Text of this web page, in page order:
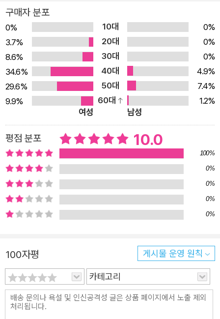
날이지.” 고슴도치 ‘고치’는 가시를 두르고 안전한 자기만의
세상에서 살았습니다. 쓸쓸할 때도 있었지만 ‘나는 혼자가
좋아. 전혀… 외롭지 않아.’ 이렇게 말하며 외로움을 달랬지
요. 모두가 잠든 밤, 고치는 산책을 하다가 분홍빛 작은 풀을
만납니다. 고치 못지않게 겁이 많은 풀은 볕이 잘 들지 않는
나무 구멍 속에서 살고 있었고 서로 닮은 둘은 점차 가까워
집니다. 둘의 머리 위로 쏟아질 듯한 별들이 떠 있는 가운데
고치가 털어놓습니다. 자신의 하루는 늘 똑같고 지루하다고
요. 그때, 풀이 다정한 목소리로 이렇게 속삭입니다. “난 이
곳에서 한 발짝도 나간 적 없는 처지지만, 매일 밤하늘을 보
면서 알게 된 게 있어. 저길 봐! 별들은 모두 다르게 빛나잖
아.” (본문 23쪽) 분홍빛 풀의 말이 마치 따뜻한 봄바람처럼
고치의 마음에 불어옵니다. 풀 또한 반짝이는 눈으로 자신을
바라보고 소중히 대해 주는 고치에게 마음을 열게 됩니다.
아직 이름이 없던 풀에게 고치는 꼭 맞는 이름을 지어 주겠
너머에서 자라고 있는 수천수만의 똑같은 풀 중에 하나라는
것을 알게 되자 마음이 흔들립니다. 실망한 나머지 풀에게
심한 말까지 쏟아내게 되지요. 그날 밤, 허탈한 마음으로 걷
던 고치는 밤하늘을 올려다보다가 유난히 따뜻하게 빛나는
구매자 분포
0% 10대
0%
3.7%
20대
0%
8.6%
30대
0%
34.6%
40대
4.9%
29.6%
50대
7.4%
9.9%
60대 1.2%
여성 남성
평점 분포 10.0
100%
0%
0%
0%
0%
100자평 게시물 운영 원칙
카테고리